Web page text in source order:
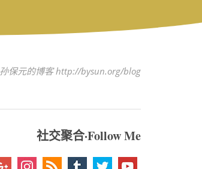
孙保元的博客 http://bysun.org/blog
社交聚合·Follow Me